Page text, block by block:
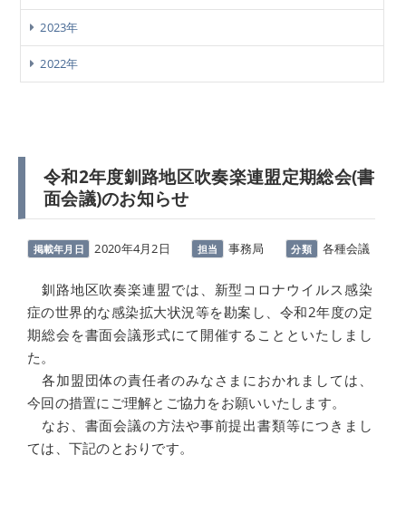
2023年
2022年
令和2年度釧路地区吹奏楽連盟定期総会(書
面会議)のお知らせ
掲載年月日 2020年4月2日 担当 事務局 分類 各種会議
釧路地区吹奏楽連盟では、新型コロナウイルス感染
症の世界的な感染拡大状況等を勘案し、令和2年度の定
期総会を書面会議形式にて開催することといたしまし
た。
各加盟団体の責任者のみなさまにおかれましては、
今回の措置にご理解とご協力をお願いいたします。
なお、書面会議の方法や事前提出書類等につきまし
ては、下記のとおりです。